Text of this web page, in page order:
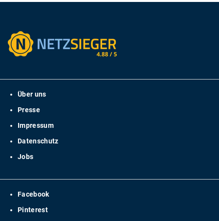
Über uns
Presse
Impressum
Datenschutz
Jobs
Facebook
Pinterest